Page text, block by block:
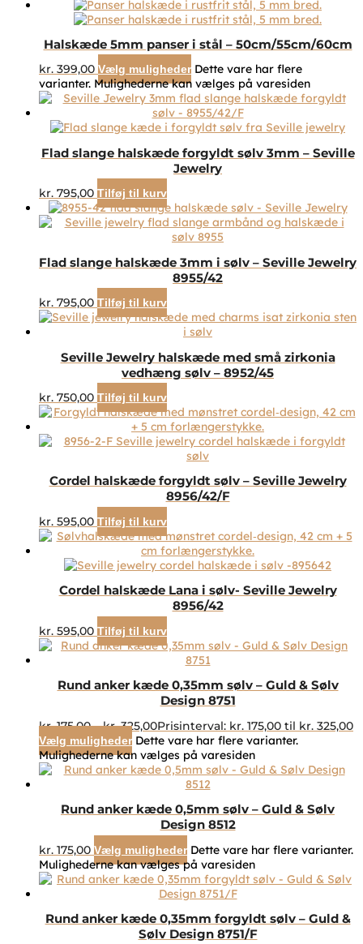
Halskæde 5mm panser i stål – 50cm/55cm/60cm
kr. 399,00 Vælg muligheder Dette vare har flere
varianter. Mulighederne kan vælges på varesiden
Flad slange halskæde forgyldt sølv 3mm – Seville
Jewelry
kr. 795,00 Tilføj til kurv
Flad slange halskæde 3mm i sølv – Seville Jewelry
8955/42
kr. 795,00 Tilføj til kurv
Seville Jewelry halskæde med små zirkonia
vedhæng sølv – 8952/45
kr. 750,00 Tilføj til kurv
Cordel halskæde forgyldt sølv – Seville Jewelry
8956/42/F
kr. 595,00 Tilføj til kurv
Cordel halskæde Lana i sølv- Seville Jewelry
8956/42
kr. 595,00 Tilføj til kurv
Rund anker kæde 0,35mm sølv – Guld & Sølv
Design 8751
kr.175,00 – kr.325,00Prisinterval: kr. 175,00 til kr. 325,00
Vælg muligheder Dette vare har flere varianter.
Mulighederne kan vælges på varesiden
Rund anker kæde 0,5mm sølv – Guld & Sølv
Design 8512
kr. 175,00 Vælg muligheder Dette vare har flere varianter.
Mulighederne kan vælges på varesiden
Rund anker kæde 0,35mm forgyldt sølv – Guld &
Sølv Design 8751/F